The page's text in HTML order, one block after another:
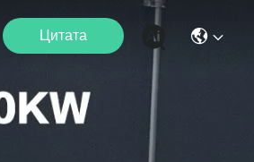
Цитата